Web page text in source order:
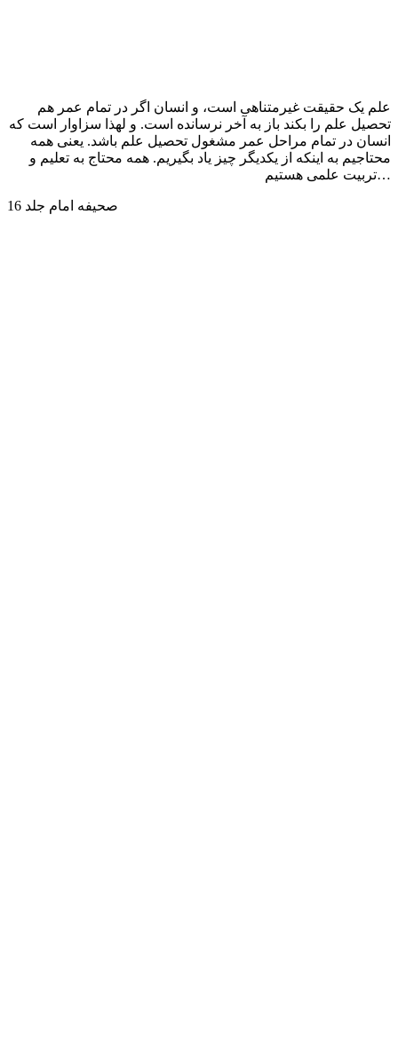
علم یک حقیقت غیرمتناهی است، و انسان اگر در تمام عمر هم
تحصیل علم را بکند باز به آخر نرسانده است. و لهذا سزاوار است که
انسان در تمام مراحل عمر مشغول تحصیل علم باشد. یعنی همه
محتاجیم به اینکه از یکدیگر چیز یاد بگیریم. همه محتاج به تعلیم و
تربیت علمی هستیم…
صحیفه امام جلد 16